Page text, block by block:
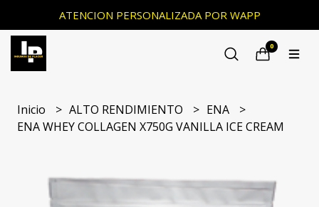
ATENCION PERSONALIZADA POR WAPP
0
Inicio ALTO RENDIMIENTO
ENA
ENA WHEY COLLAGEN X750G VANILLA ICE CREAM